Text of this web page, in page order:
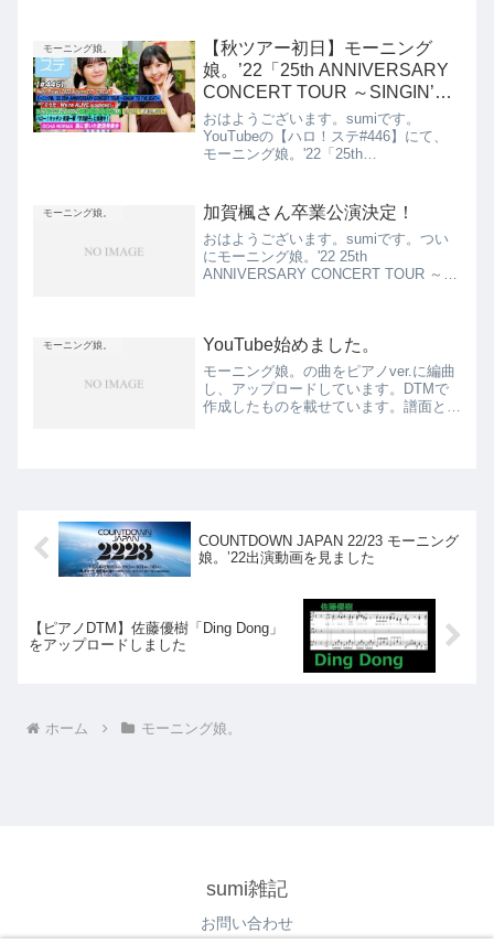
です。2024年公演も絶対に観に行きた
いと思っていました。...
モーニング娘。
【秋ツアー初日】モーニング
娘。’22「25th ANNIVERSARY
CONCERT TOUR ～SINGIN’
TO THE BEAT～」ライブ映像・
加賀楓さんのコメントが公開さ
れた話
おはようございます。sumiです。
YouTubeの【ハロ！ステ#446】にて、
モーニング娘。'22「25th
像・加賀楓さんからのコメン...
モーニング娘。 加賀楓さん卒業公演決定！
おはようございます。sumiです。つい
にモーニング娘。'22 25th
ANNIVERSARY CONCERT TOUR ～
モーニング娘。 YouTube始めました。
モーニング娘。の曲をピアノver.に編曲
し、アップロードしています。DTMで
作成したものを載せています。譜面と歌
COUNTDOWN JAPAN 22/23 モーニング
娘。’22出演動画を見ました
【ピアノDTM】佐藤優樹「Ding Dong」
をアップロードしました
ホーム モーニング娘。
sumi雑記
お問い合わせ